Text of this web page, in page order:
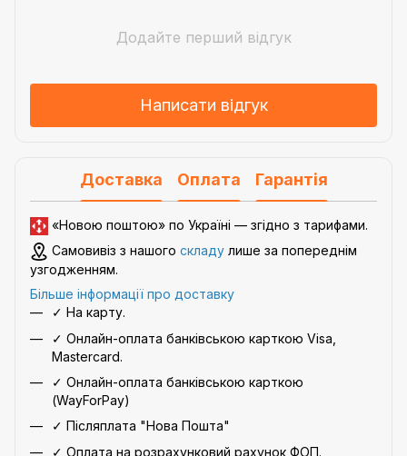
Додайте перший відгук
Написати відгук
Доставка Оплата Гарантія
«Новою поштою» по Україні — згідно з тарифами.
Самовивіз з нашого складу лише за попереднім
узгодженням.
Більше інформації про доставку
✓ На карту.
✓ Онлайн-оплата банківською карткою Visa,
Mastercard.
✓ Онлайн-оплата банківською карткою
(WayForPay)
✓ Післяплата "Нова Пошта"
✓ Оплата на розрахунковий рахунок ФОП.